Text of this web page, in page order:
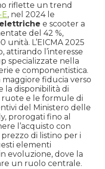
riflette un trend
, nel 2024 le
e scooter a
del 42 %,
L’EICMA 2025
attirando l’interesse
specializzate nella
e componentistica.
maggiore fiducia verso
la disponibilità di
e le formule di
del Ministero delle
prorogati fino al
l’acquisto con
di listino per i
elementi
evoluzione, dove la
un ruolo centrale.